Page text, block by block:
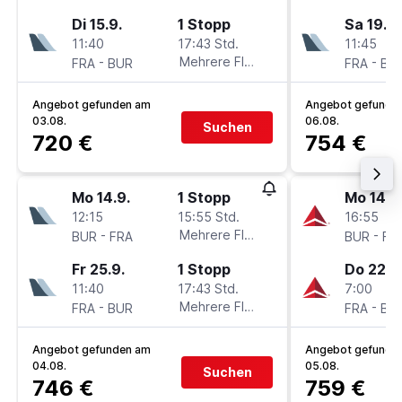
Di 15.9.
11:40
FRA - BUR
1 Stopp
17:43 Std.
Mehrere Fluglinien
Angebot gefunden am
03.08.
720 €
Suchen
Mo 14.9.
12:15
BUR - FRA
1 Stopp
15:55 Std.
Mehrere Fluglinien
Fr 25.9.
11:40
FRA - BUR
1 Stopp
17:43 Std.
Mehrere Fluglinien
Angebot gefunden am
04.08.
746 €
Suchen
Sa 19.9.
11:45
FRA -
Angebot
06.08.
754 €
Mo 14.9.
16:55
BUR -
Do
7:00
FRA -
Angebot
05.08.
759 €